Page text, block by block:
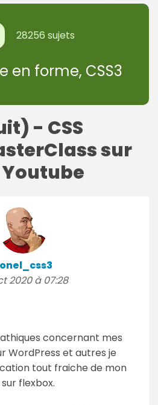
28256 sujets
en forme, CSS3
- CSS
sur
2020 à 07:28
concernant mes
WordPress et autres je
tout fraiche de mon
flexbox.